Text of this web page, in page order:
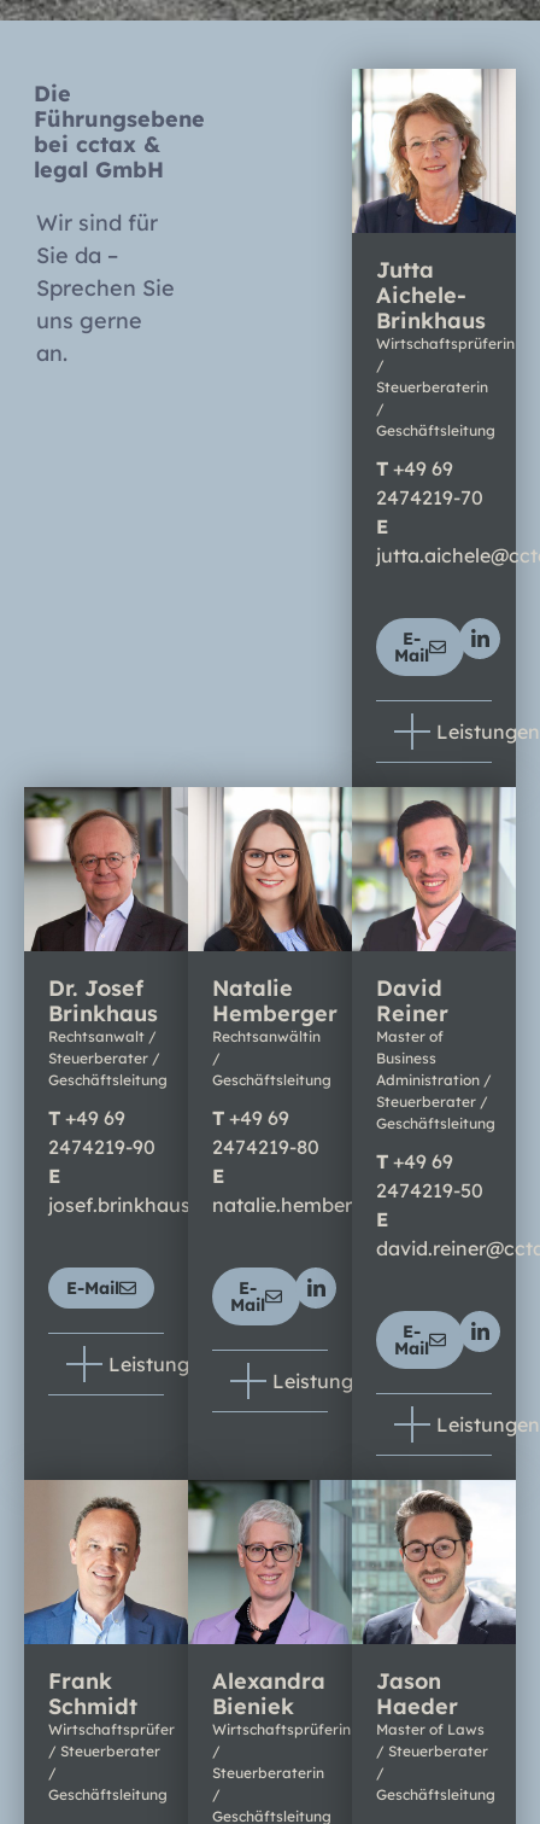
Die
Führungsebene
bei cctax &
legal GmbH
Wir sind für
Sie da –
Sprechen Sie
uns gerne
an.
Jutta
Aichele-
Brinkhaus
Wirtschaftsprüferin
/
Steuerberaterin
/
Geschäftsleitung
T +49 69
2474219-70
E
E-
Mail
Leistungen
Dr. Josef
Brinkhaus
Rechtsanwalt /
Steuerberater /
Geschäftsleitung
T +49 69
2474219-90
E
josef.brinkhaus@cctax.de
E-Mail
Leistungen
Natalie
Hemberger
Rechtsanwältin
/
Geschäftsleitung
T +49 69
2474219-80
E
natalie.hemberger@cctax.de
E-
Mail
Leistungen
David
Reiner
Master of
Business
Administration /
Steuerberater /
Geschäftsleitung
T +49 69
2474219-50
E
E-
Mail
Leistungen
Frank
Schmidt
Wirtschaftsprüfer
/ Steuerberater
/
Geschäftsleitung
Alexandra
Bieniek
Wirtschaftsprüferin
/
Steuerberaterin
/
Geschäftsleitung
Jason
Haeder
Master of Laws
/ Steuerberater
/
Geschäftsleitung